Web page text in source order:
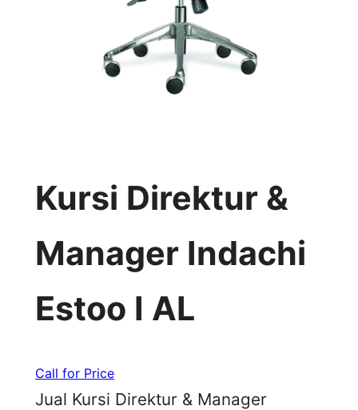
Kursi Direktur &
Manager Indachi
Estoo I AL
Call for Price
Jual Kursi Direktur & Manager